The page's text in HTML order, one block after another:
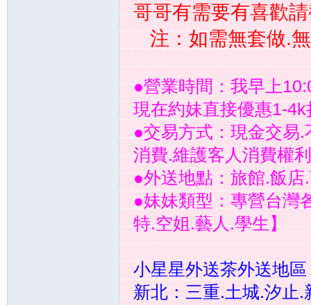
哥哥有需要有喜歡
注：如需無套做.
●營業時間：我早上
現在約妹直接優惠1-4k
●交易方式：現金交易
消費.維護客人消費權利
●外送地點：旅館.飯
●妹妹類型：專營台灣
特.空姐.藝人.學生】
小星星外送茶外送地區
新北：三重.土城.汐止